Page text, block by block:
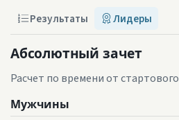
Результаты Лидеры
Абсолютный зачет
Расчет по времени от
Мужчины